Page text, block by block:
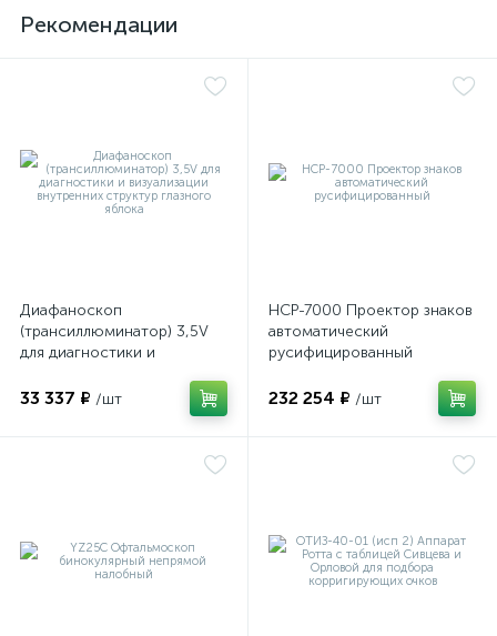
Рекомендации
Диафаноскоп
(трансиллюминатор) 3,5V
для диагностики и
структур глазного яблока
33 337 ₽ /шт
НСР-7000 Проектор знаков
автоматический
русифицированный
232 254 ₽ /шт